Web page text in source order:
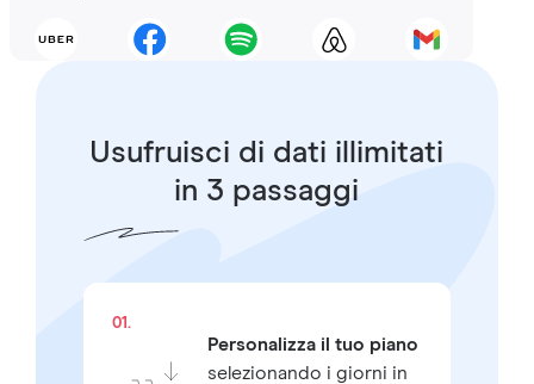
Usufruisci di dati illimitati
in 3 passaggi
01.
Personalizza il tuo piano
selezionando i giorni in